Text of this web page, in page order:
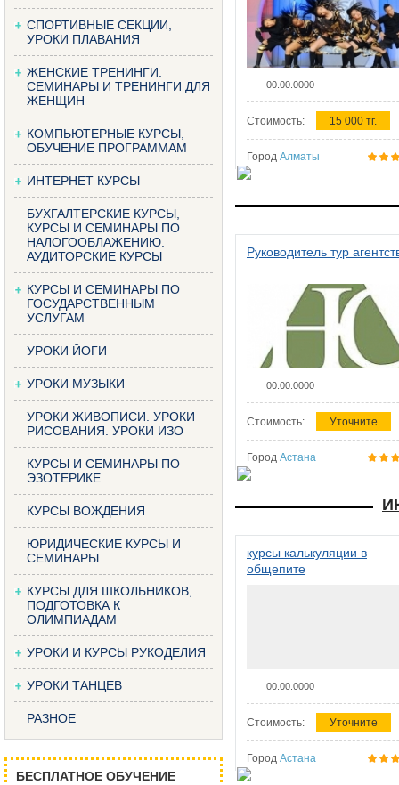
СПОРТИВНЫЕ СЕКЦИИ,
УРОКИ ПЛАВАНИЯ
ЖЕНСКИЕ ТРЕНИНГИ.
СЕМИНАРЫ И ТРЕНИНГИ ДЛЯ
ЖЕНЩИН
КОМПЬЮТЕРНЫЕ КУРСЫ,
ОБУЧЕНИЕ ПРОГРАММАМ
ИНТЕРНЕТ КУРСЫ
БУХГАЛТЕРСКИЕ КУРСЫ,
КУРСЫ И СЕМИНАРЫ ПО
НАЛОГООБЛАЖЕНИЮ.
АУДИТОРСКИЕ КУРСЫ
КУРСЫ И СЕМИНАРЫ ПО
ГОСУДАРСТВЕННЫМ
УСЛУГАМ
УРОКИ ЙОГИ
УРОКИ МУЗЫКИ
УРОКИ ЖИВОПИСИ. УРОКИ
РИСОВАНИЯ. УРОКИ ИЗО
КУРСЫ И СЕМИНАРЫ ПО
ЭЗОТЕРИКЕ
КУРСЫ ВОЖДЕНИЯ
ЮРИДИЧЕСКИЕ КУРСЫ И
СЕМИНАРЫ
КУРСЫ ДЛЯ ШКОЛЬНИКОВ,
ПОДГОТОВКА К
ОЛИМПИАДАМ
УРОКИ И КУРСЫ РУКОДЕЛИЯ
УРОКИ ТАНЦЕВ
РАЗНОЕ
БЕСПЛАТНОЕ ОБУЧЕНИЕ
00.00.0000
Стоимость: 15 000 тг.
Город Алматы
Руководитель тур
00.00.0000
Стоимость: Уточните
Город Астана
курсы калькуляции в
общепите
00.00.0000
Стоимость: Уточните
Город Астана